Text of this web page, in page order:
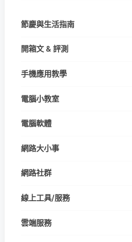
節慶與生活指南
開箱文 & 評測
手機應用教學
電腦小教室
電腦軟體
網路大小事
網路社群
線上工具/服務
雲端服務